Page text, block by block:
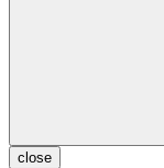
close